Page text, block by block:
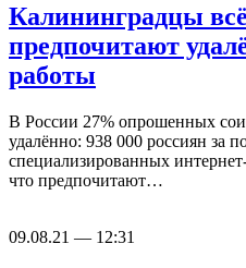
Калининградцы
предпочитают
работы
В России 27% опрошенных
удалённо: 938 000 россиян за
специализированных
что предпочитают…
09.08.21 — 12:31